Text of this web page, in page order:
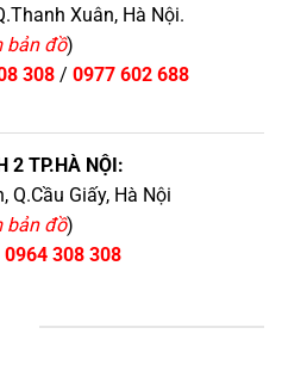
Xuân, Hà Nội.
bản đồ)
308/ 0977 602 688
2 TP.HÀ NỘI:
Q.Cầu Giấy, Hà Nội
bản đồ)
0964 308 308